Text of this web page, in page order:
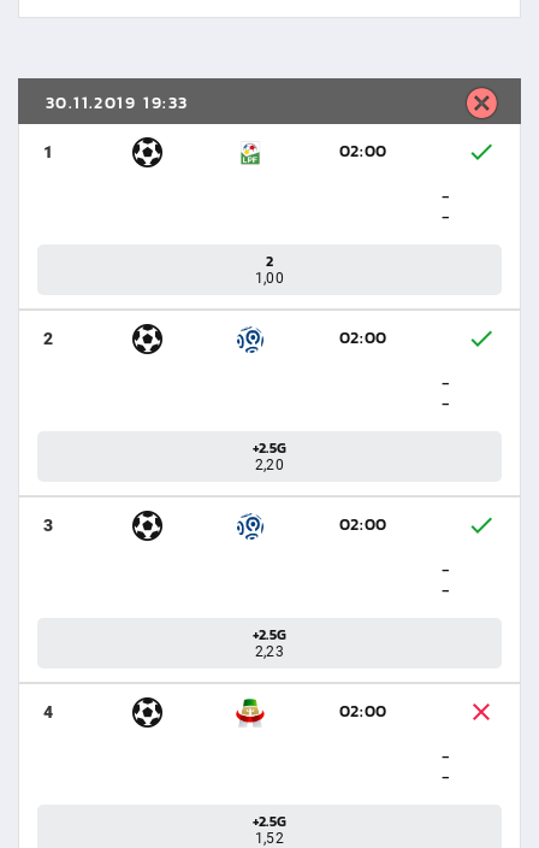
30.11.2019 19:33
1
02:00
-
-
2
1,00
2
02:00
-
-
+2.5G
2,20
3
02:00
-
-
+2.5G
2,23
4
02:00
-
-
+2.5G
1,52